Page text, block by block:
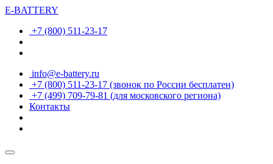
E-BATTERY
+7 (800) 511-23-17
info@e-battery.ru
+7 (800) 511-23-17 (звонок по России бесплатен)
+7 (499) 709-79-81 (для московского региона)
Контакты